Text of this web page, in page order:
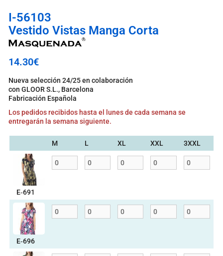
I-56103
Vestido Vistas Manga Corta
14.30€
Nueva selección 24/25 en colaboración
con GLOOR S.L., Barcelona
Fabricación Española
Los pedidos recibidos hasta el lunes de cada semana se
entregarán la semana siguiente.
M L XL XXL 3XXL
E‑691
E‑696